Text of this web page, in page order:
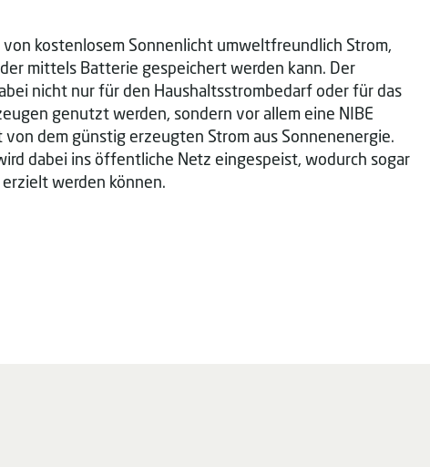
kostenlosem Sonnenlicht umweltfreundlich Strom,
mittels Batterie gespeichert werden kann. Der
nicht nur für den Haushaltsstrombedarf oder für das
genutzt werden, sondern vor allem eine NIBE
dem günstig erzeugten Strom aus Sonnenenergie.
dabei ins öffentliche Netz eingespeist, wodurch sogar
werden können.